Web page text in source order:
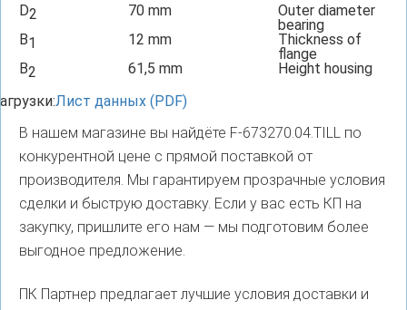
D2 70 mm
Outer diameter
bearing
B1 12 mm
Thickness of
flange
B2 61,5 mm
Height housing
Лист данных (PDF)
В нашем магазине вы найдёте F-673270.04.TILL по
конкурентной цене с прямой поставкой от
производителя. Мы гарантируем прозрачные условия
сделки и быструю доставку. Если у вас есть КП на
закупку, пришлите его нам — мы подготовим более
выгодное предложение.
ПК Партнер предлагает лучшие условия доставки и